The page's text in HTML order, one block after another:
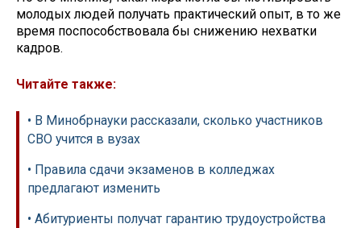
молодых людей получать практический опыт, в то же
время поспособствовала бы снижению нехватки
кадров.
Читайте также:
• В Минобрнауки рассказали, сколько участников
СВО учится в вузах
• Правила сдачи экзаменов в колледжах
предлагают изменить
• Абитуриенты получат гарантию трудоустройства